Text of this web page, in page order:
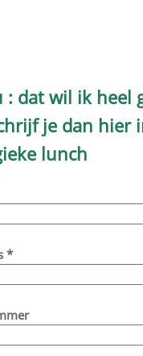
: dat wil ik heel
je dan hier
lunch
*